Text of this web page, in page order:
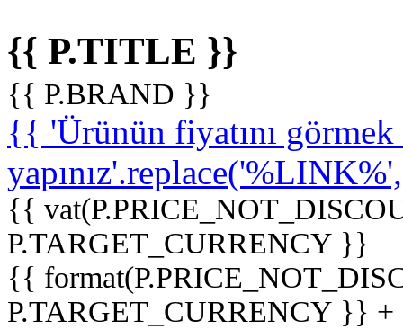
{{ P.TITLE }}
{{ P.BRAND }}
{{ 'Ürünün fiyatını
{{
P.TARGET_CURRENCY }}
{{
P.TARGET_CURRENCY }}